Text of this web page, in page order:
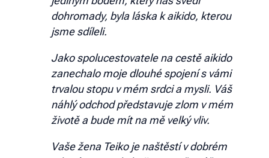
dohromady, byla láska k aikido, kterou
jsme sdíleli.
Jako spolucestovatele na cestě aikido
zanechalo moje dlouhé spojení s vámi
trvalou stopu v mém srdci a mysli. Váš
náhlý odchod představuje zlom v mém
životě a bude mít na mě velký vliv.
Vaše žena Teiko je naštěstí v dobrém